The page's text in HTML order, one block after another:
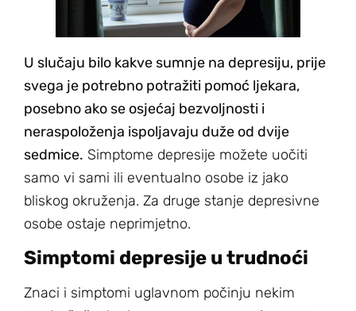
U slučaju bilo kakve sumnje na depresiju, prije
svega je potrebno potražiti pomoć ljekara,
posebno ako se osjećaj bezvoljnosti i
neraspoloženja ispoljavaju duže od dvije
sedmice. Simptome depresije možete uočiti
samo vi sami ili eventualno osobe iz jako
bliskog okruženja. Za druge stanje depresivne
osobe ostaje neprimjetno.
Simptomi depresije u trudnoći
Znaci i simptomi uglavnom počinju nekim